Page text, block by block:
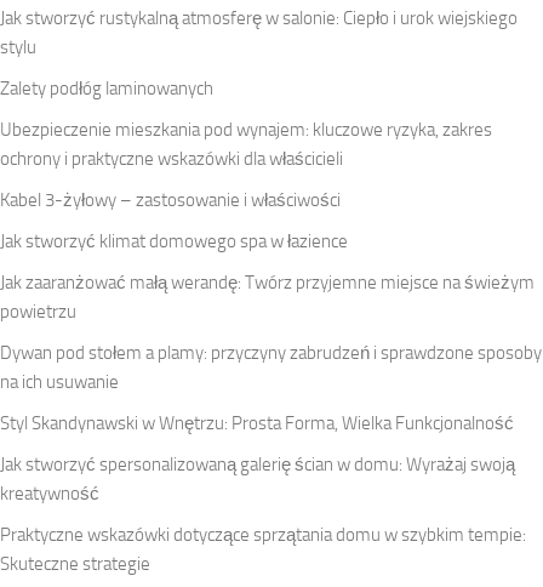
Jak stworzyć rustykalną atmosferę w salonie: Ciepło i urok wiejskiego
stylu
Zalety podłóg laminowanych
Ubezpieczenie mieszkania pod wynajem: kluczowe ryzyka, zakres
ochrony i praktyczne wskazówki dla właścicieli
Kabel 3-żyłowy – zastosowanie i właściwości
Jak stworzyć klimat domowego spa w łazience
Jak zaaranżować małą werandę: Twórz przyjemne miejsce na świeżym
powietrzu
Dywan pod stołem a plamy: przyczyny zabrudzeń i sprawdzone sposoby
na ich usuwanie
Styl Skandynawski w Wnętrzu: Prosta Forma, Wielka Funkcjonalność
Jak stworzyć spersonalizowaną galerię ścian w domu: Wyrażaj swoją
kreatywność
Praktyczne wskazówki dotyczące sprzątania domu w szybkim tempie:
Skuteczne strategie